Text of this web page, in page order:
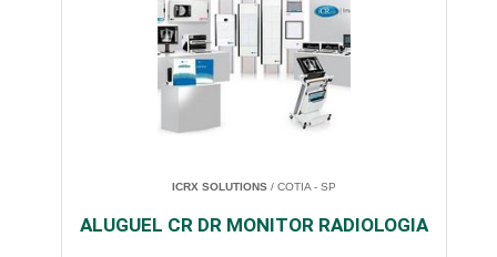
ICRX SOLUTIONS / COTIA - SP
ALUGUEL CR DR MONITOR RADIOLOGIA